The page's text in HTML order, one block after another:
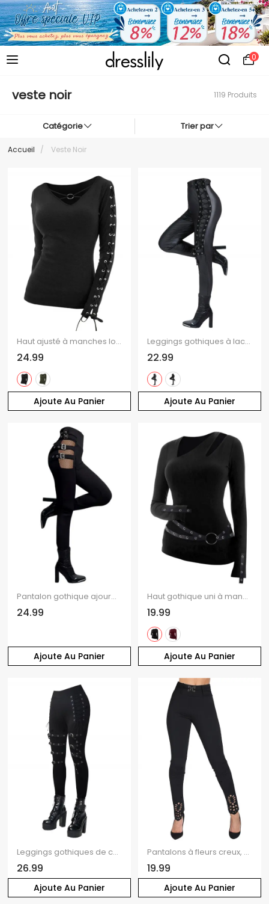
0
veste noir 1119 Produits
Catégorie Trier par
Accueil / Veste Noir
Ajoute Au Panier
Haut ajusté à manches longues et col rond Solid VO à lacets
24.99
Ajoute Au Panier
Leggings gothiques à lacets et œillets, pantalon long skinny
22.99
Ajoute Au Panier
Pantalon gothique ajouré de couleur unie avec boucle carrée et taille haute, pantalon long skinny
24.99
Ajoute Au Panier
Haut gothique uni à manches longues et œillets découpés
19.99
Ajoute Au Panier
Leggings gothiques de couleur unie, leggings skinny à lacets avec boucle et œillets
26.99
Ajoute Au Panier
Pantalons à fleurs creux, pantalon skinny taille haute uni
19.99